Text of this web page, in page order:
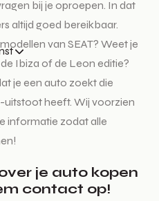
bij je oproepen. In dat
altijd goed bereikbaar.
van SEAT? Weet je
Ibiza of de Leon editie?
je een auto zoekt die
uitstoot heeft. Wij voorzien
informatie zodat alle
je auto kopen
contact op!